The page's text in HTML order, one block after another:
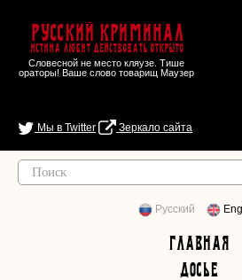
Русский Криминал
Истина любит действовать открыто
Словесной не место кляузе. Тише
ораторы! Ваше слово товарищ Маузер
Мы в Twitter Зеркало сайта
Русский
Главная
Досье